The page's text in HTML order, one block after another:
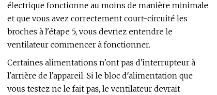
électrique fonctionne au moins de manière minimale
et que vous avez correctement court-circuité les
broches à l'étape 5, vous devriez entendre le
ventilateur commencer à fonctionner.
Certaines alimentations n'ont pas d'interrupteur à
l'arrière de l'appareil. Si le bloc d'alimentation que
vous testez ne le fait pas, le ventilateur devrait